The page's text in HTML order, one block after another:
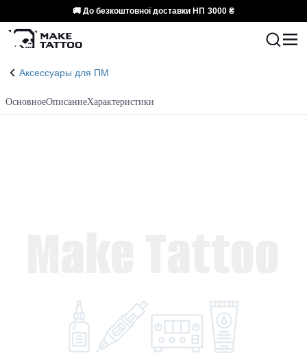
🚚 До безкоштовної доставки НП 3000 ₴
Аксессуары для ПМ
ОсновноеОписаниеХарактеристики